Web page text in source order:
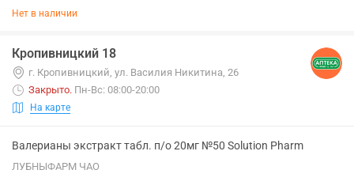
Нет в наличии
Кропивницкий 18
г. Кропивницкий, ул. Василия Никитина, 26
Закрыто. Пн-Вс: 08:00-20:00
На карте
Валерианы экстракт табл. п/о 20мг №50 Solution Pharm
ЛУБНЫФАРМ ЧАО